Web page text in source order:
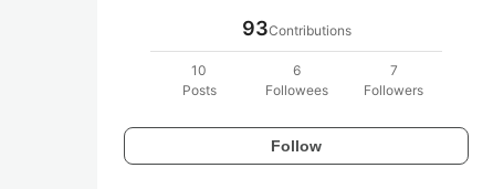
93Contributions
10
Posts
6
Followees
7
Followers
Follow